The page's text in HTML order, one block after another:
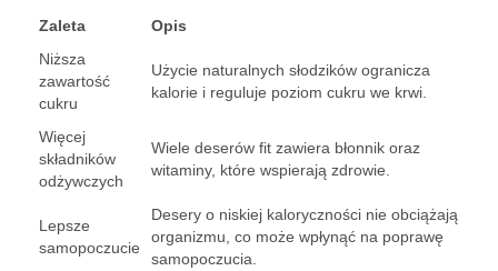
Zaleta
Opis
Niższa
zawartość
cukru
Użycie naturalnych słodzików ogranicza
kalorie i reguluje poziom cukru we krwi.
Więcej
składników
odżywczych
Wiele deserów fit zawiera błonnik oraz
witaminy, które wspierają zdrowie.
Lepsze
samopoczucie
Desery o niskiej kaloryczności nie obciążają
organizmu, co może wpłynąć na poprawę
samopoczucia.